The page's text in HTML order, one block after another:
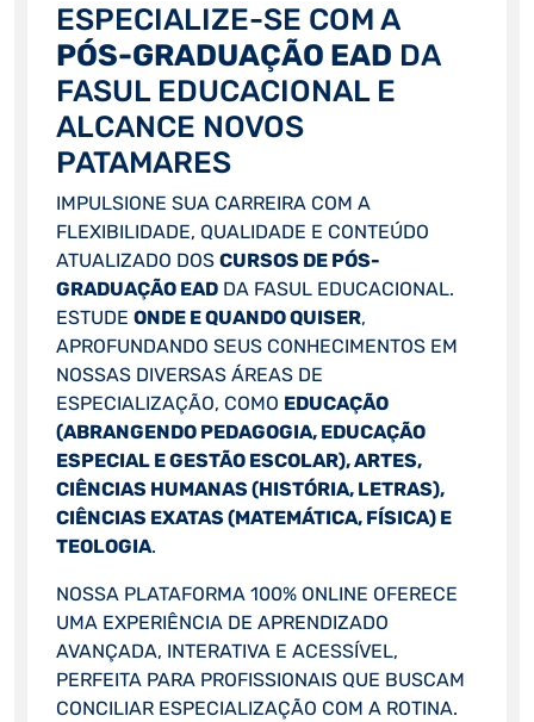
ESPECIALIZE-SE COM A
PÓS-GRADUAÇÃO EAD DA
FASUL EDUCACIONAL E
ALCANCE NOVOS
PATAMARES
IMPULSIONE SUA CARREIRA COM A
FLEXIBILIDADE, QUALIDADE E CONTEÚDO
ATUALIZADO DOS CURSOS DE PÓS-
GRADUAÇÃO EADDA FASUL EDUCACIONAL.
ESTUDE ONDE E QUANDO QUISER,
APROFUNDANDO SEUS CONHECIMENTOS EM
NOSSAS DIVERSAS ÁREAS DE
ESPECIALIZAÇÃO, COMO EDUCAÇÃO
(ABRANGENDO PEDAGOGIA, EDUCAÇÃO
ESPECIAL E GESTÃO ESCOLAR), ARTES,
CIÊNCIAS HUMANAS (HISTÓRIA, LETRAS),
CIÊNCIAS EXATAS (MATEMÁTICA, FÍSICA) E
TEOLOGIA.
NOSSA PLATAFORMA 100% ONLINE OFERECE
UMA EXPERIÊNCIA DE APRENDIZADO
AVANÇADA, INTERATIVA E ACESSÍVEL,
PERFEITA PARA PROFISSIONAIS QUE BUSCAM
CONCILIAR ESPECIALIZAÇÃO COM A ROTINA.